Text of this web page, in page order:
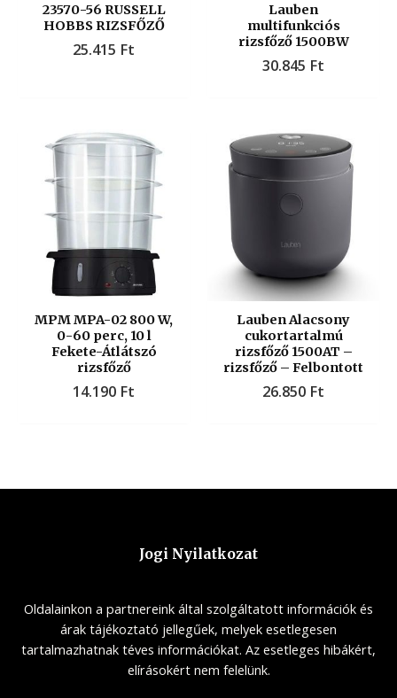
23570-56 RUSSELL
HOBBS RIZSFŐZŐ
25.415 Ft
Lauben
multifunkciós
rizsfőző 1500BW
30.845 Ft
MPM MPA-02 800 W,
0-60 perc, 10 l
Fekete-Átlátszó
rizsfőző
14.190 Ft
Lauben Alacsony
cukortartalmú
rizsfőző 1500AT –
rizsfőző – Felbontott
26.850 Ft
Jogi Nyilatkozat
Oldalainkon a partnereink által szolgáltatott információk és
árak tájékoztató jellegűek, melyek esetlegesen
tartalmazhatnak téves információkat. Az esetleges hibákért,
elírásokért nem felelünk.